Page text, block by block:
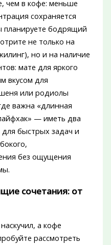
чем в кофе: меньше
сохраняется
планируете бодрящий
не только на
но и на наличие
мате для яркого
вкусом для
или родиолы
важна «длинная
— иметь два
быстрых задач и
без ощущения
сочетания: от
а кофе
рассмотреть